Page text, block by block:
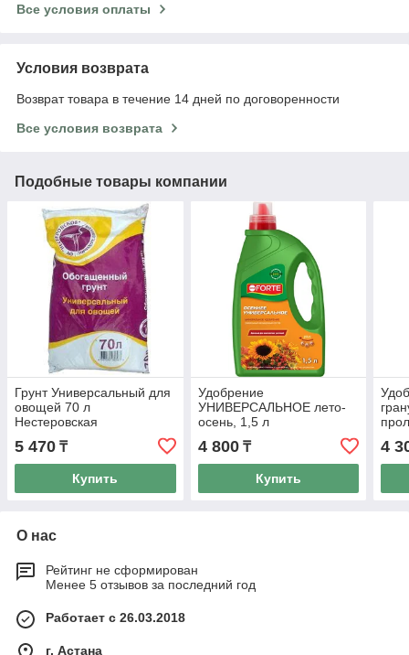
Все условия оплаты
Условия возврата
Возврат товара в течение 14 дней по договоренности
Все условия возврата
Подобные товары компании
Грунт Универсальный для
овощей 70 л
Нестеровская
5 470 ₸
Купить
Удобрение
УНИВЕРСАЛЬНОЕ лето-
осень, 1,5 л
4 800₸
Купить
4
О нас
Рейтинг не сформирован
Менее 5 отзывов за последний год
Работает с 26.03.2018
г. Астана